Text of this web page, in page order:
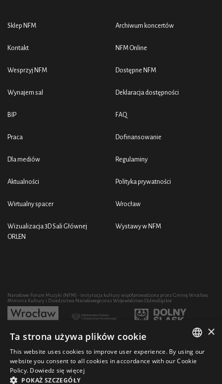
Sklep NFM
Kontakt
Wesprzyj NFM
Wynajem sal
BIP
Praca
Dla mediów
Aktualności
Wirtualny spacer
Wizualizacja 3D Sali Głównej
ORLEN
Archiwum koncertów
NFM Online
Dostępne NFM
Deklaracja dostępności
FAQ
Dofinansowanie
Regulaminy
Polityka prywatności
Wrocław
Wystawy w NFM
Narodowe Forum Muzyki (NFM) - instytucja kultury współprowadzona przez Gminę Wrocław,
Ministra Kultury i Dziedzictwa Narodowego oraz Województwo Dolnośląskie
Rozwój działalności artystycznej i edukacyjnej NFM poprzez zakup sprzętu współfinansowany
POLISH
×
Ta strona używa plików cookie
This website uses cookies to improve user experience. By using our
website you consent to all cookies in accordance with our Cookie
Policy. Dowiedz się więcej
POKAŻ SZCZEGÓŁY